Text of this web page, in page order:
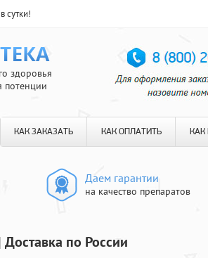
сутки!
здоровья
потенции
КАК ЗАКАЗАТЬ КАК ОПЛАТИТЬ КАК
Даем гарантии
на качество препаратов
Доставка по России